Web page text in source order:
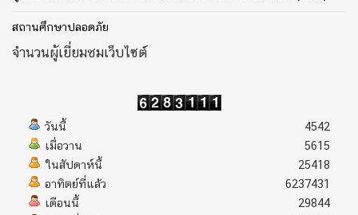
สถานศึกษาปลอดภัย
จำนวนผู้เยี่ยมชมเว็บไซต์
วันนี้
เมื่อวาน
ในสัปดาห์นี้
อาทิตย์ที่แล้ว
เดือนนี้
4542
5615
25418
6237431
29844